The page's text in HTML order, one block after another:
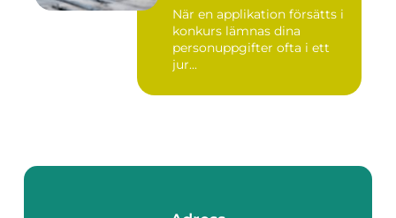
När en applikation försätts i
konkurs lämnas dina
personuppgifter ofta i ett
jur...